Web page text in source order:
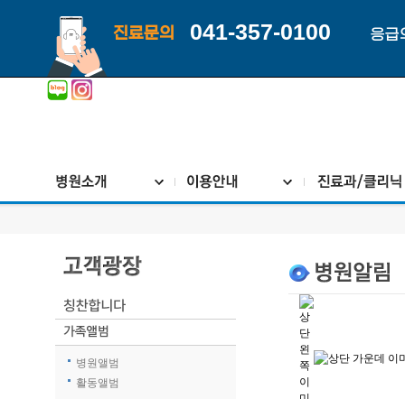
진료문의 041-357-0100 응급
병원앨범
활동앨범